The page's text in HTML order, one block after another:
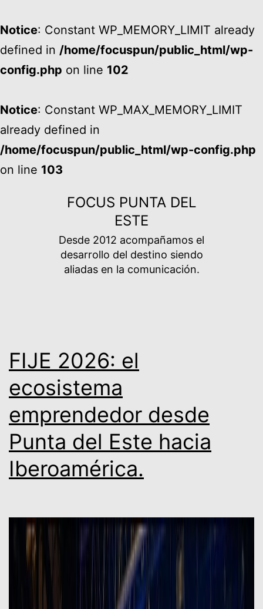
Notice: Constant WP_MEMORY_LIMIT already
defined in /home/focuspun/public_html/wp-
config.php on line 102
Notice: Constant WP_MAX_MEMORY_LIMIT
already defined in
/home/focuspun/public_html/wp-config.php
on line 103
FOCUS PUNTA DEL
ESTE
Desde 2012 acompañamos el
desarrollo del destino siendo
aliadas en la comunicación.
FIJE 2026: el
ecosistema
emprendedor desde
Punta del Este hacia
Iberoamérica.